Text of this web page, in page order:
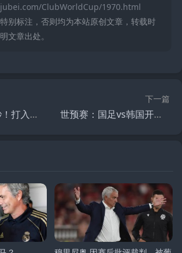
ClubWorldCup/1970.html
别标注，否则均为本站原创文章，转载时
文章出处。
马克-吉乌：33秒！打入巴萨队史联赛最快进球
下一篇
世预赛：国足vs韩国开球时间公布